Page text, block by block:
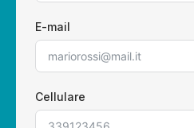
E-mail
Cellulare